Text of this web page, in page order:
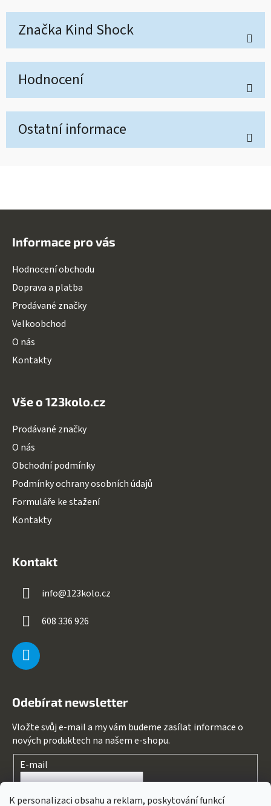
K personalizaci obsahu a reklam, poskytování funkcí
Značka Kind Shock
Hodnocení
Ostatní informace
Informace pro vás
Hodnocení obchodu
Doprava a platba
Prodávané značky
Velkoobchod
O nás
Kontakty
Vše o 123kolo.cz
Prodávané značky
O nás
Obchodní podmínky
Podmínky ochrany osobních údajů
Formuláře ke stažení
Kontakty
Kontakt
info@123kolo.cz
608 336 926
Odebírat newsletter
Vložte svůj e-mail a my vám budeme zasílat informace o
nových produktech na našem e-shopu.
E-mail
Souhlasím spodmínkami ochrany osobních údajů